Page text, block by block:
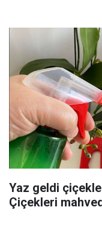
Yaz geldi
Çiçekleri